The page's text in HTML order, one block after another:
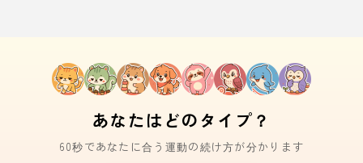
あなたはどのタイプ？
60秒であなたに合う運動の続け方が分かります